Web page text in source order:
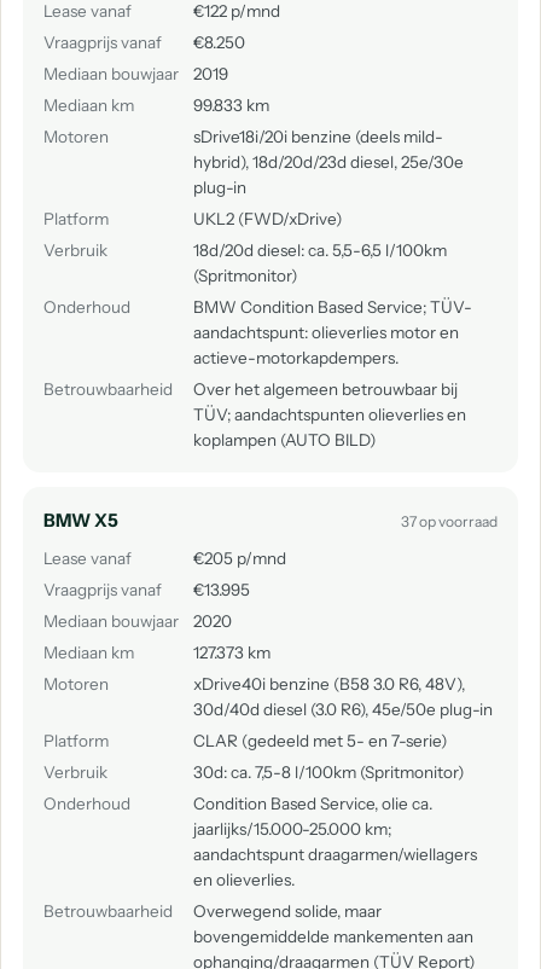
Lease vanaf
€122 p/mnd
Vraagprijs vanaf
€8.250
Mediaan bouwjaar
2019
Mediaan km
99.833 km
Motoren
sDrive18i/20i benzine (deels mild-
hybrid), 18d/20d/23d diesel, 25e/30e
plug-in
Platform
UKL2 (FWD/xDrive)
Verbruik
18d/20d diesel: ca. 5,5-6,5 l/100km
(Spritmonitor)
Onderhoud
BMW Condition Based Service; TÜV-
aandachtspunt: olieverlies motor en
actieve-motorkapdempers.
Betrouwbaarheid
Over het algemeen betrouwbaar bij
TÜV; aandachtspunten olieverlies en
koplampen (AUTO BILD)
BMW X5 37 op voorraad
Lease vanaf
€205 p/mnd
Vraagprijs vanaf
€13.995
Mediaan bouwjaar
2020
Mediaan km
127.373 km
Motoren
xDrive40i benzine (B58 3.0 R6, 48V),
30d/40d diesel (3.0 R6), 45e/50e plug-in
Platform
CLAR (gedeeld met 5- en 7-serie)
Verbruik
30d: ca. 7,5-8 l/100km (Spritmonitor)
Onderhoud
Condition Based Service, olie ca.
jaarlijks/15.000-25.000 km;
aandachtspunt draagarmen/wiellagers
en olieverlies.
Betrouwbaarheid
Overwegend solide, maar
bovengemiddelde mankementen aan
ophanging/draagarmen (TÜV Report)